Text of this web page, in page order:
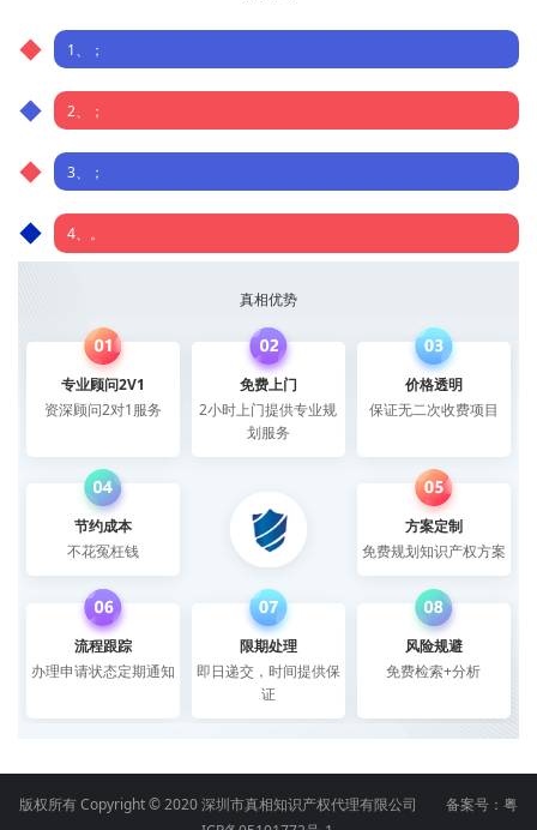
1、；
2、；
3、；
4、。
真相优势
专业顾问2V1
资深顾问2对1服务
免费上门
2小时上门提供专业规
划服务
价格透明
保证无二次收费项目
节约成本
不花冤枉钱
方案定制
免费规划知识产权方案
流程跟踪
办理申请状态定期通知
限期处理
即日递交，时间提供保
证
风险规避
免费检索+分析
版权所有 Copyright © 2020 深圳市真相知识产权代理有限公司 备案号： 粤